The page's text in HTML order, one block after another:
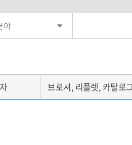
야
브로셔, 리플렛, 카탈로